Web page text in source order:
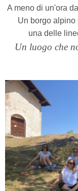
A meno di un'ora da
Un borgo
una delle
Un luogo che